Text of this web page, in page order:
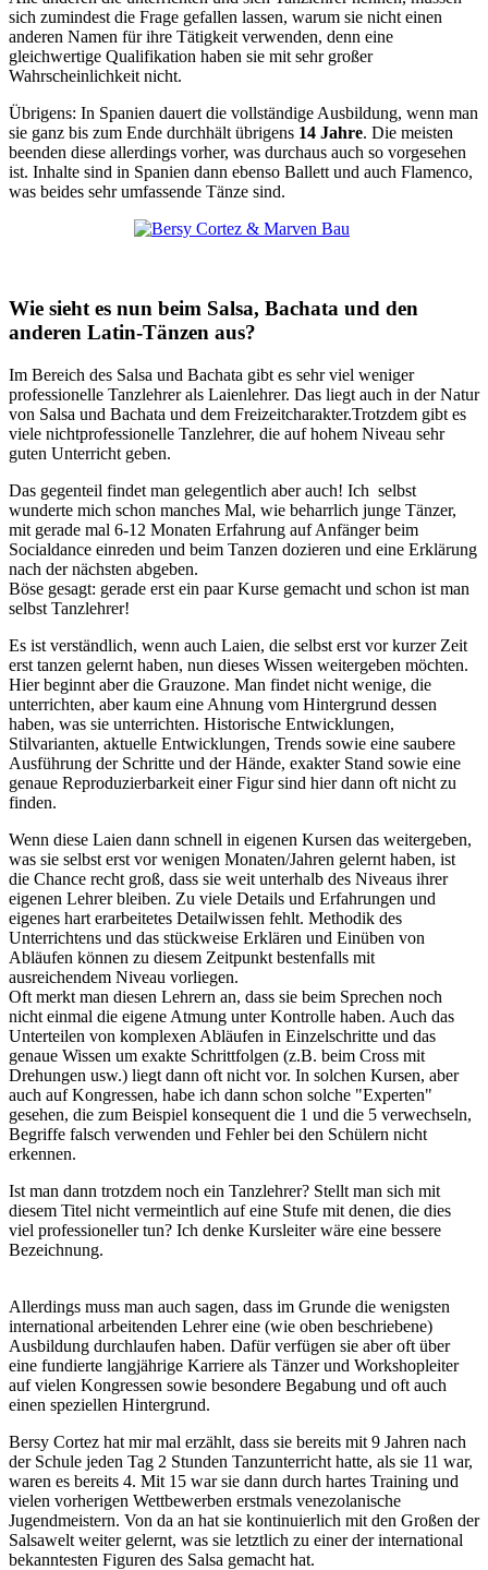
sich zumindest die Frage gefallen lassen, warum sie nicht einen
anderen Namen für ihre Tätigkeit verwenden, denn eine
gleichwertige Qualifikation haben sie mit sehr großer
Wahrscheinlichkeit nicht.
Übrigens: In Spanien dauert die vollständige Ausbildung, wenn man
sie ganz bis zum Ende durchhält übrigens 14 Jahre. Die meisten
beenden diese allerdings vorher, was durchaus auch so vorgesehen
ist. Inhalte sind in Spanien dann ebenso Ballett und auch Flamenco,
was beides sehr umfassende Tänze sind.
Wie sieht es nun beim Salsa, Bachata und den
anderen Latin-Tänzen aus?
Im Bereich des Salsa und Bachata gibt es sehr viel weniger
professionelle Tanzlehrer als Laienlehrer. Das liegt auch in der Natur
von Salsa und Bachata und dem Freizeitcharakter.Trotzdem gibt es
viele nichtprofessionelle Tanzlehrer, die auf hohem Niveau sehr
guten Unterricht geben.
Das gegenteil findet man gelegentlich aber auch! Ich selbst
wunderte mich schon manches Mal, wie beharrlich junge Tänzer,
mit gerade mal 6-12 Monaten Erfahrung auf Anfänger beim
Socialdance einreden und beim Tanzen dozieren und eine Erklärung
nach der nächsten abgeben.
Böse gesagt: gerade erst ein paar Kurse gemacht und schon ist man
selbst Tanzlehrer!
Es ist verständlich, wenn auch Laien, die selbst erst vor kurzer Zeit
erst tanzen gelernt haben, nun dieses Wissen weitergeben möchten.
Hier beginnt aber die Grauzone. Man findet nicht wenige, die
unterrichten, aber kaum eine Ahnung vom Hintergrund dessen
haben, was sie unterrichten. Historische Entwicklungen,
Stilvarianten, aktuelle Entwicklungen, Trends sowie eine saubere
Ausführung der Schritte und der Hände, exakter Stand sowie eine
genaue Reproduzierbarkeit einer Figur sind hier dann oft nicht zu
finden.
Wenn diese Laien dann schnell in eigenen Kursen das weitergeben,
was sie selbst erst vor wenigen Monaten/Jahren gelernt haben, ist
die Chance recht groß, dass sie weit unterhalb des Niveaus ihrer
eigenen Lehrer bleiben. Zu viele Details und Erfahrungen und
eigenes hart erarbeitetes Detailwissen fehlt. Methodik des
Unterrichtens und das stückweise Erklären und Einüben von
Abläufen können zu diesem Zeitpunkt bestenfalls mit
ausreichendem Niveau vorliegen.
Oft merkt man diesen Lehrern an, dass sie beim Sprechen noch
nicht einmal die eigene Atmung unter Kontrolle haben. Auch das
Unterteilen von komplexen Abläufen in Einzelschritte und das
genaue Wissen um exakte Schrittfolgen (z.B. beim Cross mit
Drehungen usw.) liegt dann oft nicht vor. In solchen Kursen, aber
auch auf Kongressen, habe ich dann schon solche "Experten"
gesehen, die zum Beispiel konsequent die 1 und die 5 verwechseln,
Begriffe falsch verwenden und Fehler bei den Schülern nicht
erkennen.
Ist man dann trotzdem noch ein Tanzlehrer? Stellt man sich mit
diesem Titel nicht vermeintlich auf eine Stufe mit denen, die dies
viel professioneller tun? Ich denke Kursleiter wäre eine bessere
Bezeichnung.
Allerdings muss man auch sagen, dass im Grunde die wenigsten
international arbeitenden Lehrer eine (wie oben beschriebene)
Ausbildung durchlaufen haben. Dafür verfügen sie aber oft über
eine fundierte langjährige Karriere als Tänzer und Workshopleiter
auf vielen Kongressen sowie besondere Begabung und oft auch
einen speziellen Hintergrund.
Bersy Cortez hat mir mal erzählt, dass sie bereits mit 9 Jahren nach
der Schule jeden Tag 2 Stunden Tanzunterricht hatte, als sie 11 war,
waren es bereits 4. Mit 15 war sie dann durch hartes Training und
vielen vorherigen Wettbewerben erstmals venezolanische
Jugendmeistern. Von da an hat sie kontinuierlich mit den Großen der
Salsawelt weiter gelernt, was sie letztlich zu einer der international
bekanntesten Figuren des Salsa gemacht hat.